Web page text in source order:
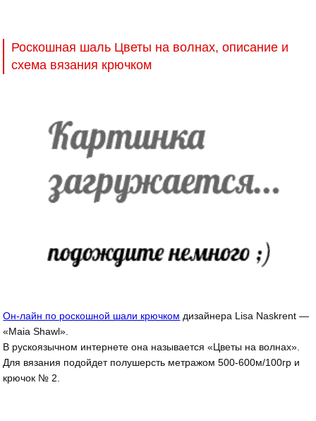
Роскошная шаль Цветы на волнах, описание и
схема вязания крючком
Он-лайн по роскошной шали крючком дизайнера Lisa Naskrent —
«Maia Shawl».
В рускоязычном интернете она называется «Цветы на волнах».
Для вязания подойдет полушерсть метражом 500-600м/100гр и
крючок № 2.